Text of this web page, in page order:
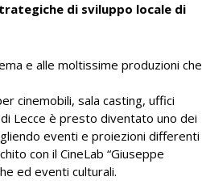
di sviluppo locale di
e alle moltissime produzioni che
cinemobili, sala casting, uffici
Lecce è presto diventato uno dei
eventi e proiezioni differenti
con il CineLab “Giuseppe
ed eventi culturali.